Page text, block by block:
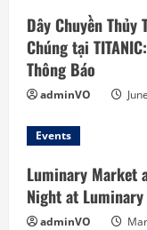
i
n
g
Dây Chuyền
Chúng tại
Thông Báo
adminVO
Events
Luminary Market
Night at Luminary
adminVO